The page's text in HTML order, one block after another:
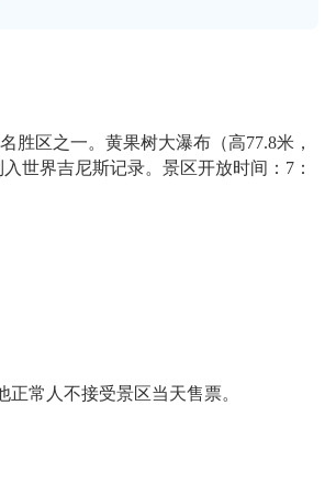
胜区之一。黄果树大瀑布（高77.8米，
世界吉尼斯记录。景区开放时间：7：
常人不接受景区当天售票。